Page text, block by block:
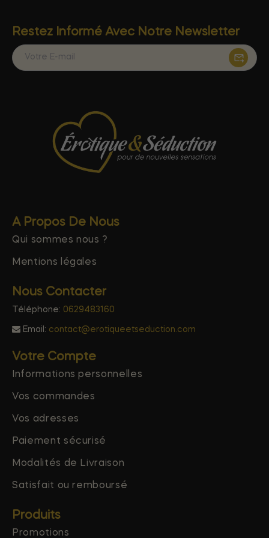
Restez Informé Avec Notre Newsletter
A Propos De Nous
Qui sommes nous ?
Mentions légales
Nous Contacter
Téléphone: 0629483160
Email: contact@erotiqueetseduction.com
Votre Compte
Informations personnelles
Vos commandes
Vos adresses
Paiement sécurisé
Modalités de Livraison
Satisfait ou remboursé
Produits
Promotions